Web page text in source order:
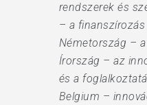
rendszerek és
– a
Németország –
Írország – az
és a
Belgium –